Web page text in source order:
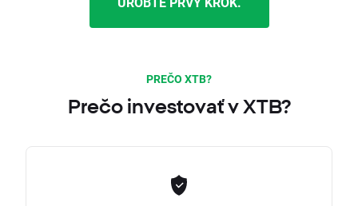
PREČO XTB?
Prečo investovať v XTB?